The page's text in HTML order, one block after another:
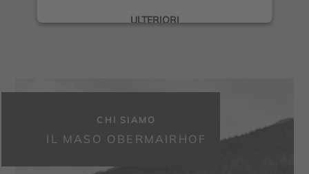
ULTERIORI
CHI SIAMO
IL MASO OBERMAIRHOF